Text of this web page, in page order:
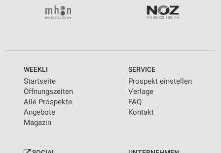
WEEKLI
Startseite
Öffnungszeiten
Alle Prospekte
Angebote
Magazin
SERVICE
Prospekt einstellen
Verlage
FAQ
Kontakt